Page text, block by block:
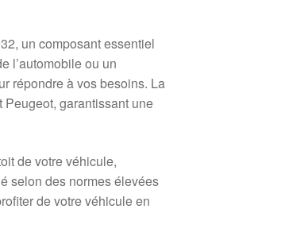
un composant essentiel
l’automobile ou un
répondre à vos besoins. La
garantissant une
de votre véhicule,
selon des normes élevées
de votre véhicule en